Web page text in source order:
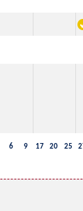
6 9 17 20 25